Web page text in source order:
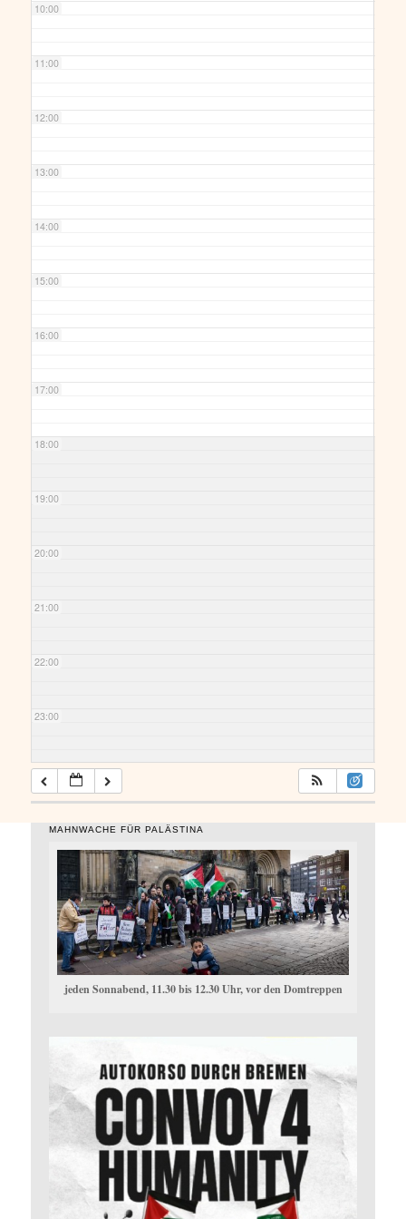
10:00
11:00
12:00
13:00
14:00
15:00
16:00
17:00
18:00
19:00
20:00
21:00
22:00
23:00
MAHNWACHE FÜR PALÄSTINA
jeden Sonnabend, 11.30 bis 12.30 Uhr, vor den Domtreppen